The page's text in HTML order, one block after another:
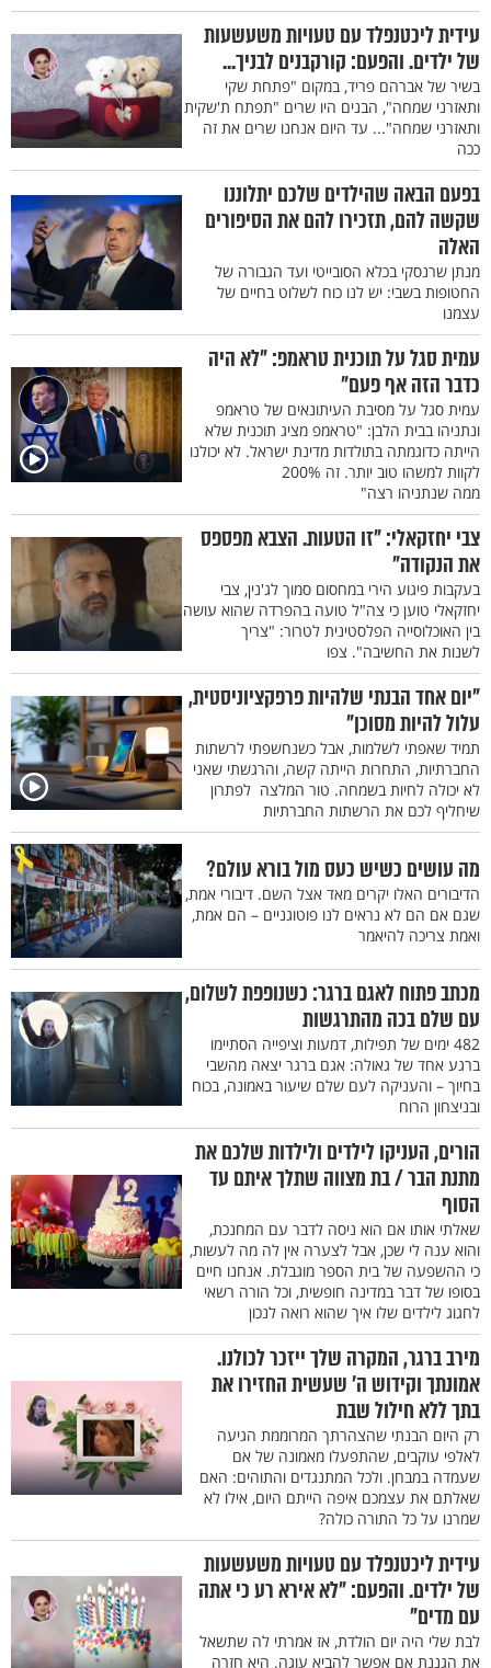
עידית ליכטנפלד עם טעויות משעשעות
של ילדים. והפעם: קורקבנים לבניך...
בשיר של אברהם פריד, במקום "פתחת שקי
ותאזרני שמחה", הבנים היו שרים "תפתח ת'שקית
ותאזרני שמחה"... עד היום אנחנו שרים את זה
ככה
בפעם הבאה שהילדים שלכם יתלוננו
שקשה להם, תזכירו להם את הסיפורים
האלה
מנתן שרנסקי בכלא הסובייטי ועד הגבורה של
החטופות בשבי: יש לנו כוח לשלוט בחיים של
עצמנו
עמית סגל על תוכנית טראמפ: "לא היה
כדבר הזה אף פעם"
עמית סגל על מסיבת העיתונאים של טראמפ
ונתניהו בבית הלבן: "טראמפ מציג תוכנית שלא
הייתה כדוגמתה בתולדות מדינת ישראל. לא יכולנו
לקוות למשהו טוב יותר. זה 200%
ממה שנתניהו רצה"
צבי יחזקאלי: "זו הטעות. הצבא מפספס
את הנקודה"
בעקבות פיגוע הירי במחסום סמוך לג'נין, צבי
יחזקאלי טוען כי צה"ל טועה בהפרדה שהוא עושה
בין האוכלוסייה הפלסטינית לטרור: "צריך
לשנות את החשיבה". צפו
"יום אחד הבנתי שלהיות פרפקציוניסטית,
עלול להיות מסוכן"
תמיד שאפתי לשלמות, אבל כשנחשפתי לרשתות
החברתיות, התחרות הייתה קשה, והרגשתי שאני
לא יכולה לחיות בשמחה. טור המלצה לפתרון
שיחליף לכם את הרשתות החברתיות
מה עושים כשיש כעס מול בורא עולם?
הדיבורים האלו יקרים מאד אצל השם. דיבורי אמת,
שגם אם הם לא נראים לנו פוטוגניים – הם אמת,
ואמת צריכה להיאמר
מכתב פתוח לאגם ברגר: כשנופפת לשלום,
עם שלם בכה מהתרגשות
482 ימים של תפילות, דמעות וציפייה הסתיימו
ברגע אחד של גאולה: אגם ברגר יצאה מהשבי
בחיוך – והעניקה לעם שלם שיעור באמונה, בכוח
ובניצחון הרוח
הורים, העניקו לילדים ולילדות שלכם את
מתנת הבר / בת מצווה שתלך איתם עד
הסוף
שאלתי אותו אם הוא ניסה לדבר עם המחנכת,
והוא ענה לי שכן, אבל לצערה אין לה מה לעשות,
כי ההשפעה של בית הספר מוגבלת. אנחנו חיים
בסופו של דבר במדינה חופשית, וכל הורה רשאי
לחגוג לילדים שלו איך שהוא רואה לנכון
מירב ברגר, המקרה שלך ייזכר לכולנו.
אמונתך וקידוש ה' שעשית החזירו את
בתך ללא חילול שבת
רק היום הבנתי שהצהרתך המרוממת הגיעה
לאלפי עוקבים, שהתפעלו מאמונה של אם
שעמדה במבחן. ולכל המתנגדים והתוהים: האם
שאלתם את עצמכם איפה הייתם היום, אילו לא
שמרנו על כל התורה כולה?
עידית ליכטנפלד עם טעויות משעשעות
של ילדים. והפעם: "לא אירא רע כי אתה
עם מדים"
לבת שלי היה יום הולדת, אז אמרתי לה שתשאל
את הגננת אם אפשר להביא עוגה. היא חזרה